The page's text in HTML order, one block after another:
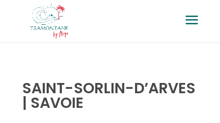
SAINT-SORLIN-D’ARVES
| SAVOIE